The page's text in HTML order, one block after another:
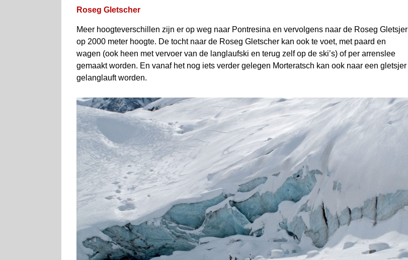
Roseg Gletscher
Meer hoogteverschillen zijn er op weg naar Pontresina en vervolgens naar de Roseg Gletsjer
op 2000 meter hoogte. De tocht naar de Roseg Gletscher kan ook te voet, met paard en
wagen (ook heen met vervoer van de langlaufski en terug zelf op de ski’s) of per arrenslee
gemaakt worden. En vanaf het nog iets verder gelegen Morteratsch kan ook naar een gletsjer
gelanglauft worden.